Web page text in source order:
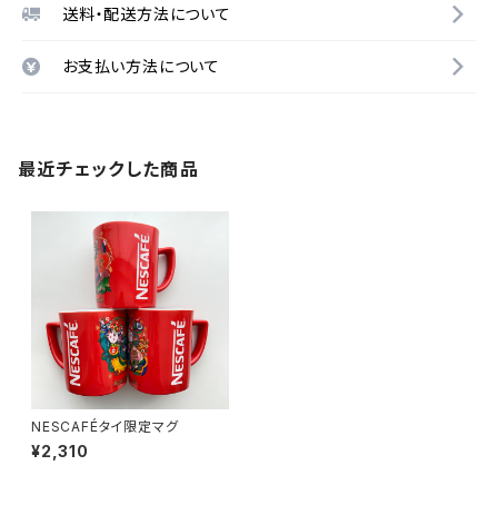
送料・配送方法について
お支払い方法について
最近チェックした商品
NESCAFÉタイ限定マグ
¥2,310